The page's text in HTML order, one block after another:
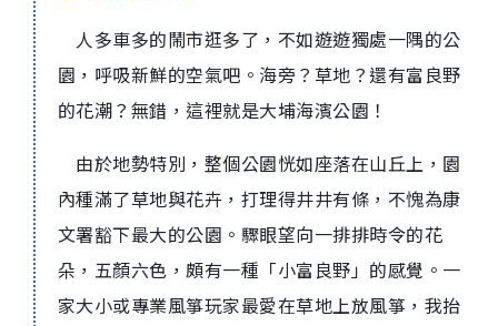
人多車多的鬧市逛多了，不如遊遊獨處一隅的公
園，呼吸新鮮的空氣吧。海旁？草地？還有富良野
的花潮？無錯，這裡就是大埔海濱公園！
由於地勢特別，整個公園恍如座落在山丘上，園
內種滿了草地與花卉，打理得井井有條，不愧為康
文署豁下最大的公園。驟眼望向一排排時令的花
朵，五顏六色，頗有一種「小富良野」的感覺。一
家大小或專業風箏玩家最愛在草地上放風箏，我抬